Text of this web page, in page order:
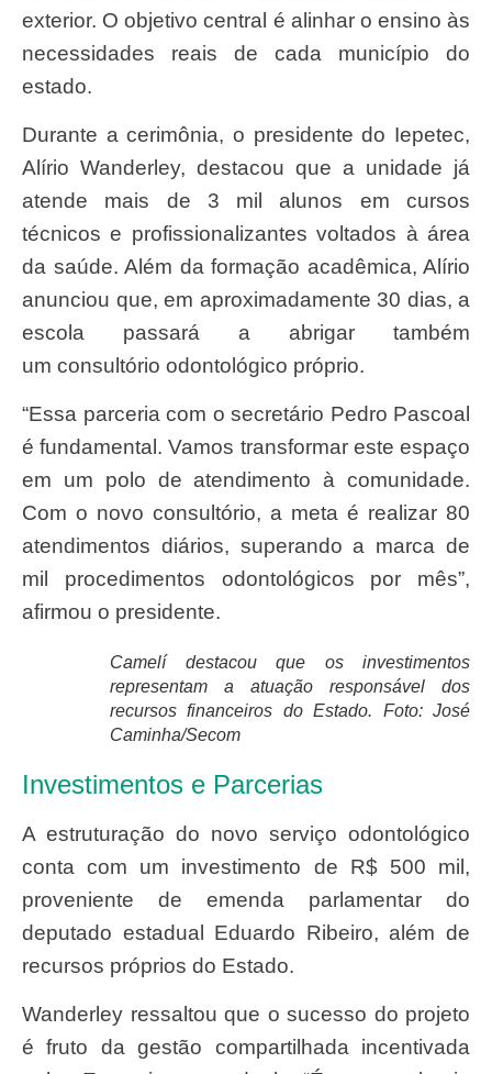
exterior. O objetivo central é alinhar o ensino às
necessidades reais de cada município do
estado.
Durante a cerimônia, o presidente do Iepetec,
Alírio Wanderley, destacou que a unidade já
atende mais de 3 mil alunos em cursos
técnicos e profissionalizantes voltados à área
da saúde. Além da formação acadêmica, Alírio
anunciou que, em aproximadamente 30 dias, a
escola passará a abrigar também
um consultório odontológico próprio.
“Essa parceria com o secretário Pedro Pascoal
é fundamental. Vamos transformar este espaço
em um polo de atendimento à comunidade.
Com o novo consultório, a meta é realizar 80
atendimentos diários, superando a marca de
mil procedimentos odontológicos por mês”,
afirmou o presidente.
Camelí destacou que os investimentos
representam a atuação responsável dos
recursos financeiros do Estado. Foto: José
Caminha/Secom
Investimentos e Parcerias
A estruturação do novo serviço odontológico
conta com um investimento de R$ 500 mil,
proveniente de emenda parlamentar do
deputado estadual Eduardo Ribeiro, além de
recursos próprios do Estado.
Wanderley ressaltou que o sucesso do projeto
é fruto da gestão compartilhada incentivada